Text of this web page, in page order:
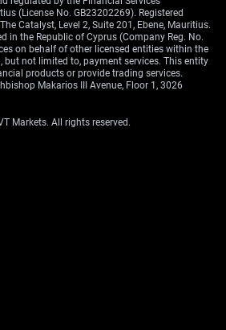
(License No. GB23202269). Registered
Catalyst, Level 2, Suite 201, Ebene, Mauritius.
in the Republic of Cyprus (Company Reg. No.
on behalf of other licensed entities within the
but not limited to, payment services. This entity
products or provide trading services.
Makarios III Avenue, Floor 1, 3026
Markets. All rights reserved.